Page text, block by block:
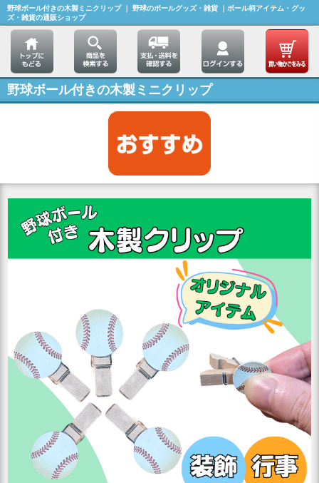
野球ボール付きの木製ミニクリップ ｜ 野球のボールグッズ・雑貨 ｜ボール柄アイテム・グッ
ズ・雑貨の通販ショップ
野球ボール付きの木製ミニクリップ